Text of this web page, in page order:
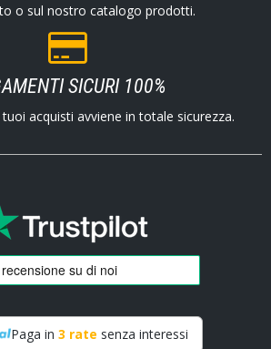
o sul nostro catalogo prodotti.
SICURI 100%
acquisti avviene in totale sicurezza.
Paga in 3 rate senza interessi